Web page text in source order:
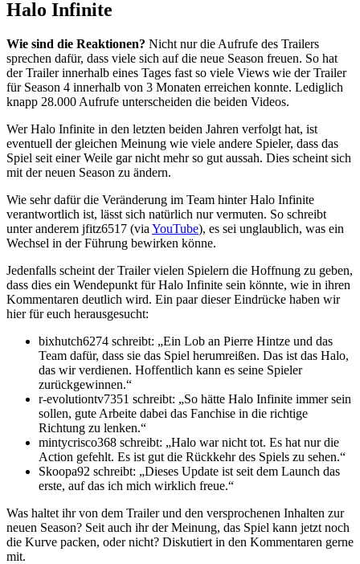
Halo Infinite
Wie sind die Reaktionen? Nicht nur die Aufrufe des Trailers
sprechen dafür, dass viele sich auf die neue Season freuen. So hat
der Trailer innerhalb eines Tages fast so viele Views wie der Trailer
für Season 4 innerhalb von 3 Monaten erreichen konnte. Lediglich
knapp 28.000 Aufrufe unterscheiden die beiden Videos.
Wer Halo Infinite in den letzten beiden Jahren verfolgt hat, ist
eventuell der gleichen Meinung wie viele andere Spieler, dass das
Spiel seit einer Weile gar nicht mehr so gut aussah. Dies scheint sich
mit der neuen Season zu ändern.
Wie sehr dafür die Veränderung im Team hinter Halo Infinite
verantwortlich ist, lässt sich natürlich nur vermuten. So schreibt
unter anderem jfitz6517 (via YouTube), es sei unglaublich, was ein
Wechsel in der Führung bewirken könne.
Jedenfalls scheint der Trailer vielen Spielern die Hoffnung zu geben,
dass dies ein Wendepunkt für Halo Infinite sein könnte, wie in ihren
Kommentaren deutlich wird. Ein paar dieser Eindrücke haben wir
hier für euch herausgesucht:
bixhutch6274 schreibt:
Ein Lob an Pierre Hintze und das
Team dafür, dass sie das Spiel herumreißen. Das ist das Halo,
das wir verdienen. Hoffentlich kann es seine Spieler
zurückgewinnen.
r-evolutiontv7351 schreibt:
So hätte Halo Infinite immer sein
sollen, gute Arbeite dabei das Fanchise in die richtige
Richtung zu lenken.
mintycrisco368 schreibt:
Halo war nicht tot. Es hat nur die
Action gefehlt. Es ist gut die Rückkehr des Spiels zu sehen.
Skoopa92 schreibt:
Dieses Update ist seit dem Launch das
erste, auf das ich mich wirklich freue.
Was haltet ihr von dem Trailer und den versprochenen Inhalten zur
neuen Season? Seit auch ihr der Meinung, das Spiel kann jetzt noch
die Kurve packen, oder nicht? Diskutiert in den Kommentaren gerne
mit.